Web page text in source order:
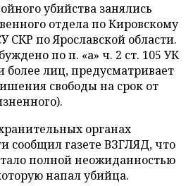
убийства занялись
отдела по Кировскому
СКР по Ярославской области.
по п. «а» ч. 2 ст. 105 УК
более лиц, предусматривает
свободы на срок от
органах
сообщил газете ВЗГЛЯД, что
полной неожиданностью
напал убийца.